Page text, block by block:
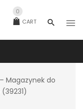
CART
0
Magazynek do